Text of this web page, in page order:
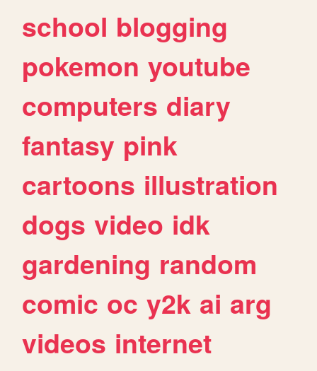
school blogging
pokemon youtube
computers diary
fantasy pink
cartoons illustration
dogs video idk
gardening random
comic oc y2k ai arg
videos internet